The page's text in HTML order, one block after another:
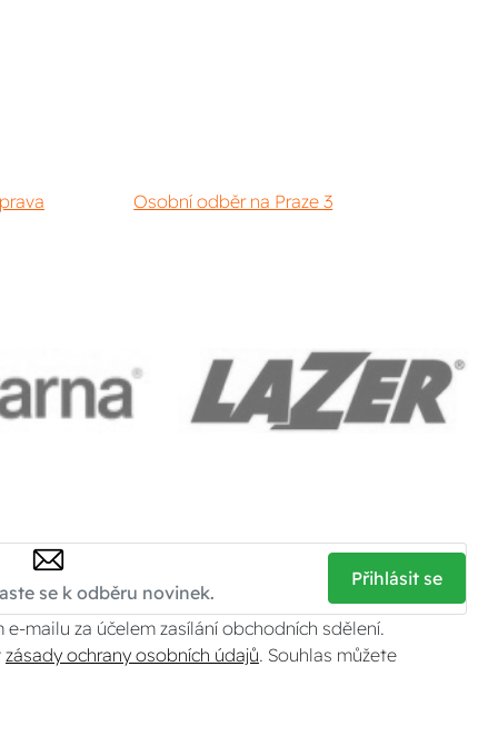
Osobní odběr na Praze 3
Přihlásit se
e-mailu za účelem zasílání obchodních sdělení.
zásady ochrany osobních údajů. Souhlas můžete